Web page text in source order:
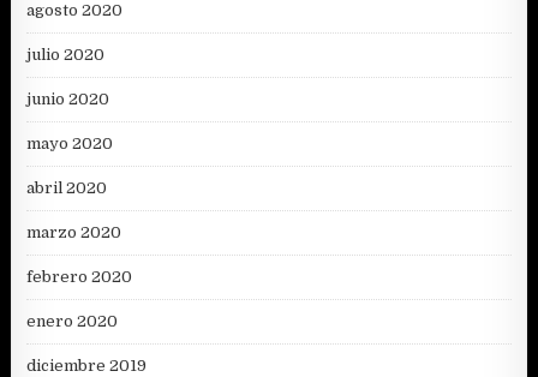
agosto 2020
julio 2020
junio 2020
mayo 2020
abril 2020
marzo 2020
febrero 2020
enero 2020
diciembre 2019